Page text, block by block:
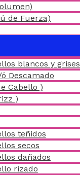
de Fuerza)
blancos y grises
Descamado
Cabello )
)
teñidos
secos
dañados
rizado